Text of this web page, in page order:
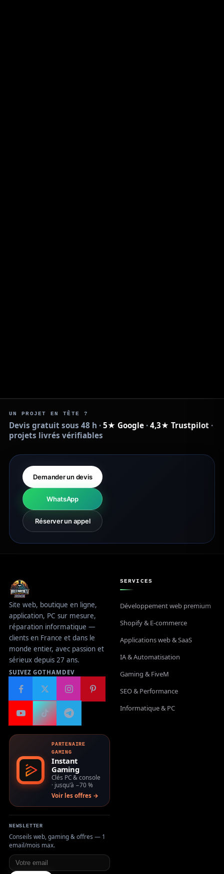
UN PROJET EN TÊTE ?
Devis gratuit sous 48 h · 5★ Google · 4,3★ Trustpilot ·
projets livrés vérifiables
Demander un devis
WhatsApp
Réserver un appel
Site web, boutique en ligne,
application, PC sur mesure,
réparation informatique —
clients en France et dans le
monde entier, avec passion et
sérieux depuis 27 ans.
SUIVEZ GOTHAMDEV
PARTENAIRE
GAMING
Instant
Gaming
Clés PC & console
· jusqu'à −70 %
Voir les offres →
NEWSLETTER
Conseils web, gaming & offres — 1
email/mois max.
Votre email
SERVICES
Développement web premium
Shopify & E-commerce
Applications web & SaaS
IA & Automatisation
Gaming & FiveM
SEO & Performance
Informatique & PC